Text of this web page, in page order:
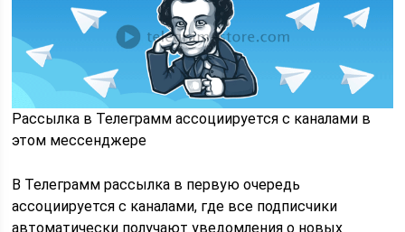
Рассылка в Телеграмм ассоциируется с каналами в
этом мессенджере
В Телеграмм рассылка в первую очередь
ассоциируется с каналами, где все подписчики
автоматически получают уведомления о новых